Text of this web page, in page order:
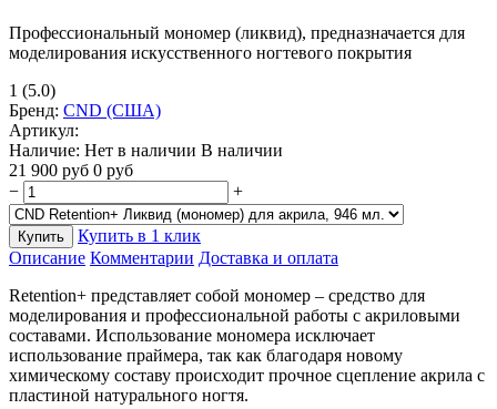
Профессиональный мономер (ликвид), предназначается для
моделирования искусственного ногтевого покрытия
1 (5.0)
Бренд: CND (США)
Артикул:
Наличие: Нет в наличии В наличии
21 900 руб 0 руб
−
+
Купить
Купить в 1 клик
Описание Комментарии Доставка и оплата
Retention+ представляет собой мономер – средство для
моделирования и профессиональной работы с акриловыми
составами. Использование мономера исключает
использование праймера, так как благодаря новому
химическому составу происходит прочное сцепление акрила с
пластиной натурального ногтя.